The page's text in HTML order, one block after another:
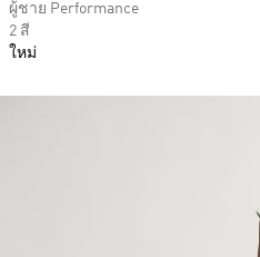
ผู้ชาย Performance
2 สี
ใหม่